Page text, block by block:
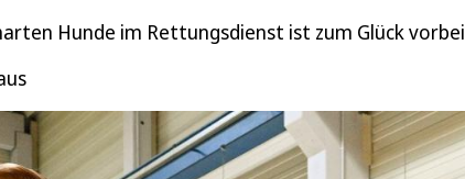
Hunde im Rettungsdienst ist zum Glück vorbei